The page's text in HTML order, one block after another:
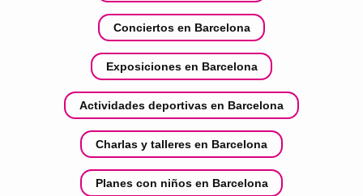
Conciertos en Barcelona
Exposiciones en Barcelona
Actividades deportivas en Barcelona
Charlas y talleres en Barcelona
Planes con niños en Barcelona